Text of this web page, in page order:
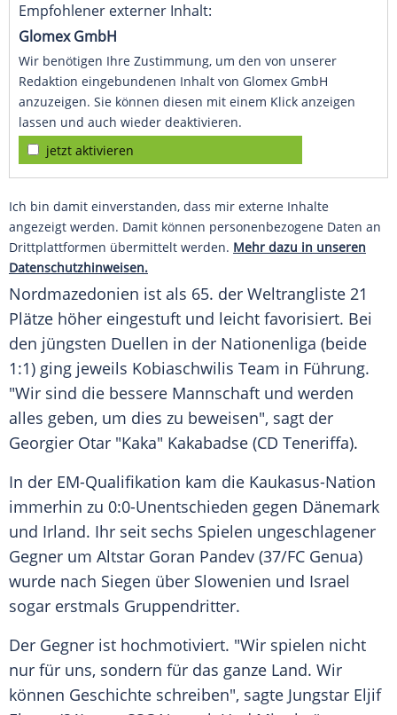
Empfohlener externer Inhalt:
Glomex GmbH
Wir benötigen Ihre Zustimmung, um den von unserer
Redaktion eingebundenen Inhalt von Glomex GmbH
anzuzeigen. Sie können diesen mit einem Klick anzeigen
lassen und auch wieder deaktivieren.
jetzt aktivieren
Ich bin damit einverstanden, dass mir externe Inhalte
angezeigt werden. Damit können personenbezogene Daten an
Drittplattformen übermittelt werden. Mehr dazu in unseren
Datenschutzhinweisen.
Nordmazedonien ist als 65. der Weltrangliste 21
Plätze höher eingestuft und leicht favorisiert. Bei
den jüngsten Duellen in der Nationenliga (beide
1:1) ging jeweils Kobiaschwilis Team in Führung.
"Wir sind die bessere Mannschaft und werden
alles geben, um dies zu beweisen", sagt der
Georgier Otar "Kaka" Kakabadse (CD Teneriffa).
In der EM-Qualifikation kam die Kaukasus-Nation
immerhin zu 0:0-Unentschieden gegen Dänemark
und Irland. Ihr seit sechs Spielen ungeschlagener
Gegner um Altstar Goran Pandev (37/FC Genua)
wurde nach Siegen über Slowenien und Israel
sogar erstmals Gruppendritter.
Der Gegner ist hochmotiviert. "Wir spielen nicht
nur für uns, sondern für das ganze Land. Wir
können Geschichte schreiben", sagte Jungstar Eljif